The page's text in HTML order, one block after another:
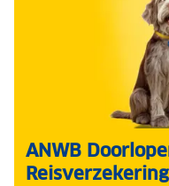
ANWB
Reisverzekering